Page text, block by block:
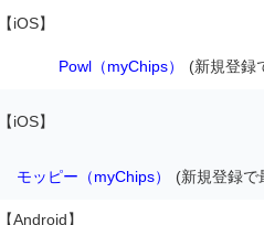
【iOS】
Powl（myChips） (新規登録
【iOS】
モッピー（myChips） (新規登録で
【Android】